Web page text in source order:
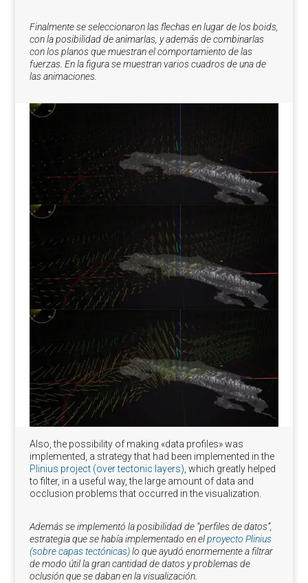
Finalmente se seleccionaron las flechas en lugar de los boids,
con la posibilidad de animarlas, y además de combinarlas
con los planos que muestran el comportamiento de las
fuerzas. En la figura se muestran varios cuadros de una de
las animaciones.
Also, the possibility of making «data profiles» was
implemented, a strategy that had been implemented in the
Plinius project (over tectonic layers) , which greatly helped
to filter, in a useful way, the large amount of data and
occlusion problems that occurred in the visualization.
Además se implementó la posibilidad de “perfiles de datos”,
estrategia que se había implementado en elproyecto Plinius
(sobre capas tectónicas)lo que ayudó enormemente a filtrar
de modo útil la gran cantidad de datos y problemas de
oclusión que se daban en la visualización.